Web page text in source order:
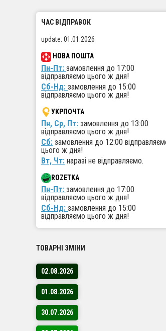
ЧАС ВІДПРАВОК
update: 01.01.2026
НОВА ПОШТА
Пн-Пт: замовлення до 17:00
відправляємо цього ж дня!
Сб-Нд: замовлення до 15:00
відправляємо цього ж дня!
УКРПОЧТА
Пн, Ср, Пт: замовлення до 13:00
відправляємо цього ж дня!
Сб: замовлення до 12:00
цього ж дня!
Вт, Чт: наразі не відправляємо.
ROZETKA
Пн-Пт: замовлення до 17:00
відправляємо цього ж дня!
Сб-Нд: замовлення до 15:00
відправляємо цього ж дня!
ТОВАРНІ ЗМІНИ
02.08.2026
01.08.2026
30.07.2026